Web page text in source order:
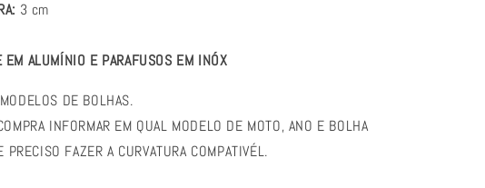
3 cm
EM ALUMÍNIO E PARAFUSOS EM INÓX
DE BOLHAS.
INFORMAR EM QUAL MODELO DE MOTO, ANO E BOLHA
FAZER A CURVATURA COMPATIVÉL.